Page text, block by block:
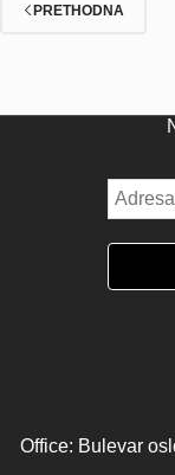
PRETHODNA
Office: Bulevar